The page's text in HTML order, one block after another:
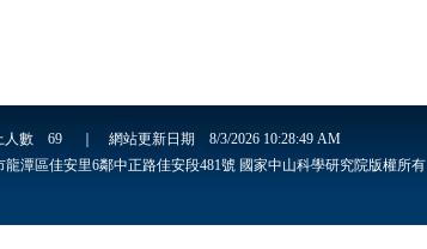
數 69 ｜ 網站更新日期 8/3/2026 10:28:49 AM
龍潭區佳安里6鄰中正路佳安段481號 國家中山科學研究院版權所有